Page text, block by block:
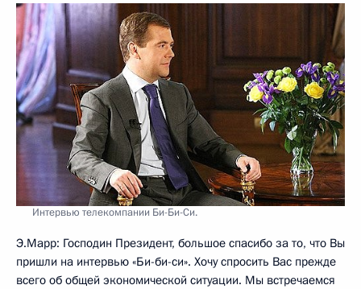
Интервью телекомпании Би-Би-Си.
Э.Марр: Господин Президент, большое спасибо за то, что Вы
пришли на интервью «Би-би-си». Хочу спросить Вас прежде
всего об общей экономической ситуации. Мы встречаемся